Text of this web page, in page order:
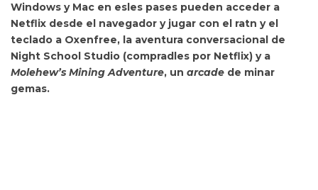
Windows y Mac en esles pases pueden acceder a
Netflix desde el navegador y jugar con el ratn y el
teclado a Oxenfree, la aventura conversacional de
Night School Studio (compradles por Netflix) y a
Molehew’s Mining Adventure, un arcade de minar
gemas.